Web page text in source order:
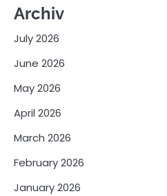
Archiv
July 2026
June 2026
May 2026
April 2026
March 2026
February 2026
January 2026